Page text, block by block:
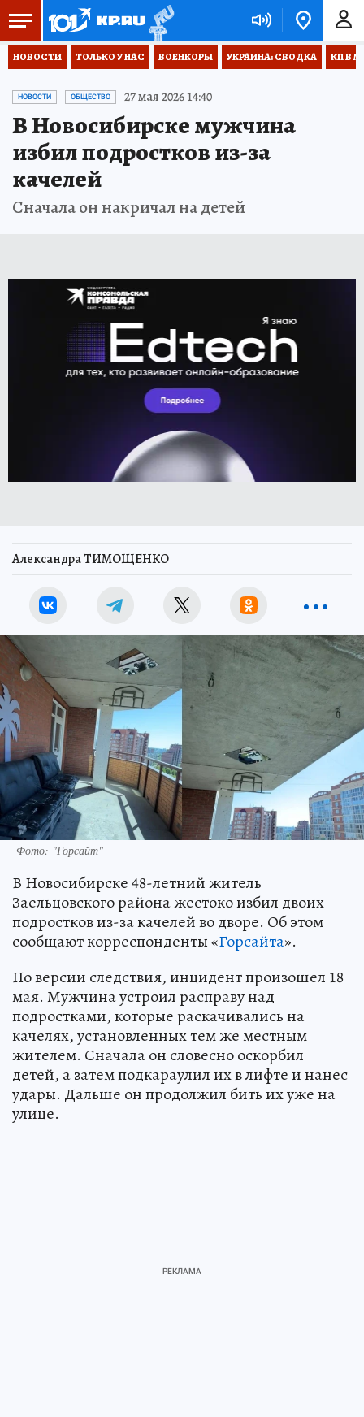
НОВОСТИ ТОЛЬКО У НАС ВОЕНКОРЫ УКРАИНА: СВОДКА КП В
НОВОСТИ ОБЩЕСТВО 27 мая 2026 14:40
В Новосибирске мужчина
избил подростков из-за
качелей
Сначала он накричал на детей
Александра ТИМОЩЕНКО
Фото: "Горсайт"
В Новосибирске 48-летний житель
Заельцовского района жестоко избил двоих
подростков из-за качелей во дворе. Об этом
сообщают корреспонденты «Горсайта».
По версии следствия, инцидент произошел 18
мая. Мужчина устроил расправу над
подростками, которые раскачивались на
качелях, установленных тем же местным
жителем. Сначала он словесно оскорбил
детей, а затем подкараулил их в лифте и нанес
удары. Дальше он продолжил бить их уже на
улице.